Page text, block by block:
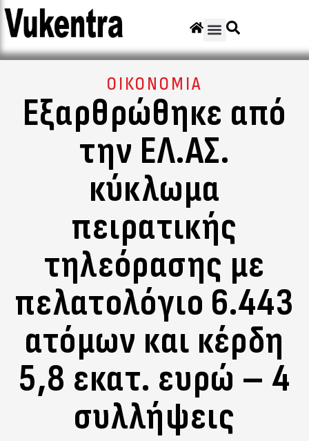
ΟΙΚΟΝΟΜΙΑ
Εξαρθρώθηκε από
την ΕΛ.ΑΣ.
κύκλωμα
πειρατικής
τηλεόρασης με
πελατολόγιο 6.443
ατόμων και κέρδη
5,8 εκατ. ευρώ – 4
συλλήψεις